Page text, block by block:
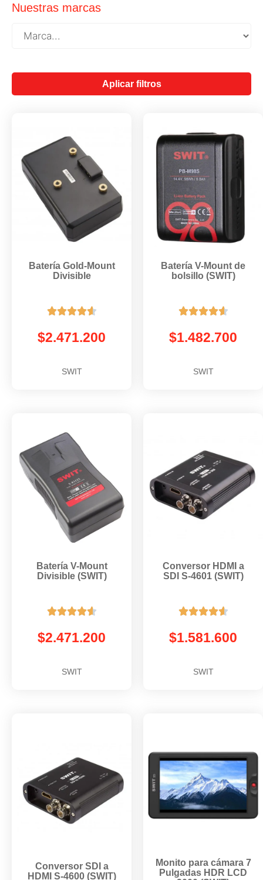
Nuestras marcas
Aplicar filtros
Batería Gold-Mount
Divisible

$2.471.200
SWIT
Batería V-Mount de
bolsillo (SWIT)

$1.482.700
SWIT
Batería V-Mount
Divisible (SWIT)

$2.471.200
SWIT
Conversor HDMI a
SDI S-4601 (SWIT)

$1.581.600
SWIT
Conversor SDI a
HDMI S-4600 (SWIT)
Monito para cámara 7
Pulgadas HDR LCD